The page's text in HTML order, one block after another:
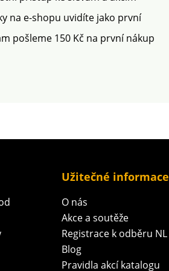
na e-shopu uvidíte jako první
pošleme 150 Kč na první nákup
Užitečné informace
O nás
Akce a soutěže
Registrace k odběru NL
Blog
Pravidla akcí katalogu